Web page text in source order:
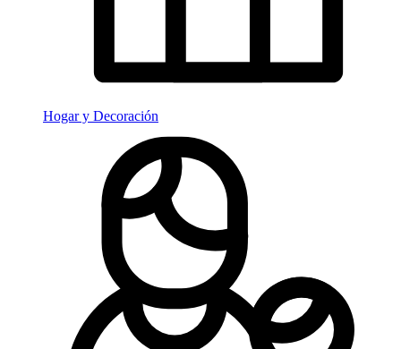
Hogar y Decoración